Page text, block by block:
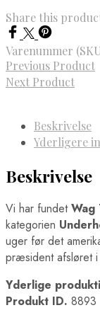
Share this
Varenummer
Previous Product
Next Product
Beskrivelse
Yderligere
Beskrivelse
Vi har fundetWag
kategorien
uger før det
præsident afsløret
Yderlige
Produkt ID. 8893